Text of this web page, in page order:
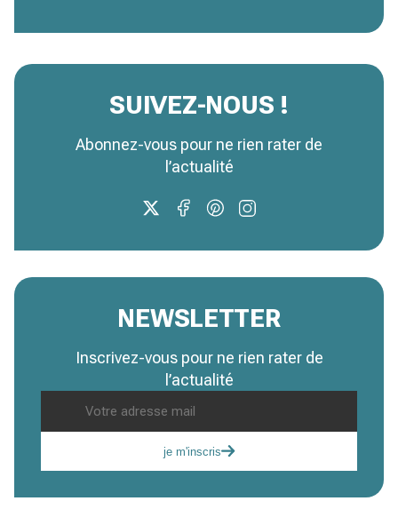
SUIVEZ-NOUS !
Abonnez-vous pour ne rien rater de
l’actualité
NEWSLETTER
Inscrivez-vous pour ne rien rater de
l’actualité
je m'inscris